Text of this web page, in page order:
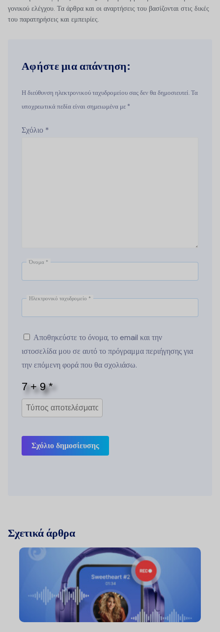
γονικού ελέγχου. Τα άρθρα και οι αναρτήσεις του βασίζονται στις δικές
του παρατηρήσεις και εμπειρίες.
Αφήστε μια απάντηση:
Η διεύθυνση ηλεκτρονικού ταχυδρομείου σας δεν θα δημοσιευτεί. Τα
υποχρεωτικά πεδία είναι σημειωμένα με *
Σχόλιο *
Όνομα *
Ηλεκτρονικό ταχυδρομείο *
Αποθηκεύστε το όνομα, το email και την
ιστοσελίδα μου σε αυτό το πρόγραμμα περιήγησης για
την επόμενη φορά που θα σχολιάσω.
Σχόλιο δημοσίευσης
Σχετικά άρθρα